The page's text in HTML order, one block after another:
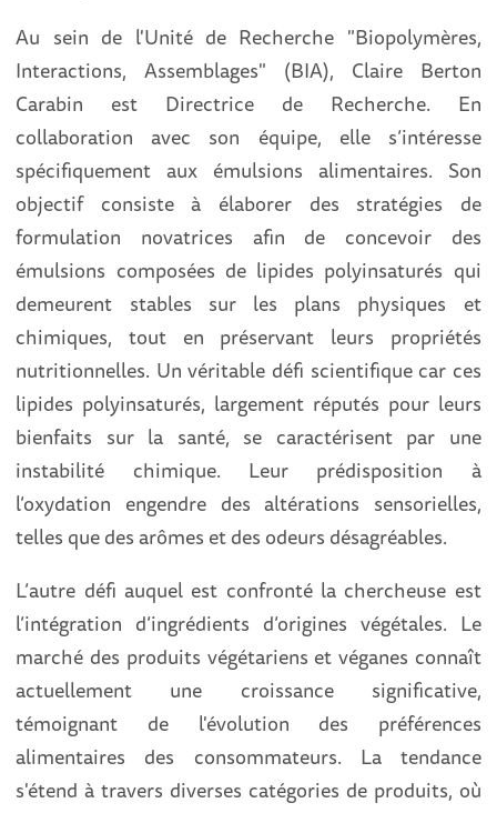
Au sein de l'Unité de Recherche "Biopolymères,
Interactions, Assemblages" (BIA), Claire Berton
Carabin est Directrice de Recherche. En
collaboration avec son équipe, elle s’intéresse
spécifiquement aux émulsions alimentaires. Son
objectif consiste à élaborer des stratégies de
formulation novatrices afin de concevoir des
émulsions composées de lipides polyinsaturés qui
demeurent stables sur les plans physiques et
chimiques, tout en préservant leurs propriétés
nutritionnelles. Un véritable défi scientifique car ces
lipides polyinsaturés, largement réputés pour leurs
bienfaits sur la santé, se caractérisent par une
instabilité chimique. Leur prédisposition à
l’oxydation engendre des altérations sensorielles,
telles que des arômes et des odeurs désagréables.
L’autre défi auquel est confronté la chercheuse est
l’intégration d’ingrédients d’origines végétales. Le
marché des produits végétariens et véganes connaît
actuellement une croissance significative,
témoignant de l'évolution des préférences
alimentaires des consommateurs. La tendance
s'étend à travers diverses catégories de produits, où